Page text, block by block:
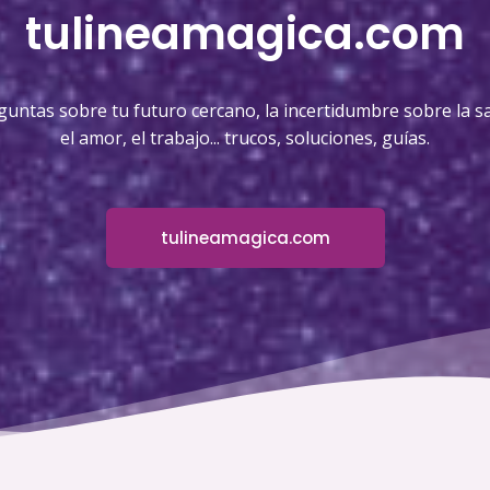
tulineamagica.com
sobre tu futuro cercano, la incertidumbre sobre la
el amor, el trabajo... trucos, soluciones, guías.
tulineamagica.com